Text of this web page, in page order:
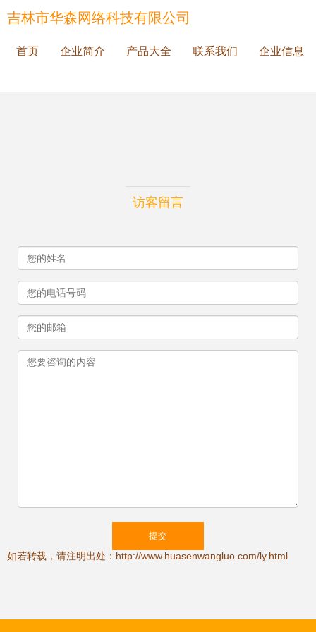
吉林市华森网络科技有限公司
首页 企业简介 产品大全 联系我们 企业信息
访客留言
如若转载，请注明出处：http://www.huasenwangluo.com/ly.html